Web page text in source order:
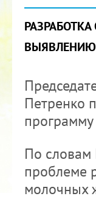
ВЫЯВЛЕНИЮ
Петренко
По словам
проблеме
молочных
2022